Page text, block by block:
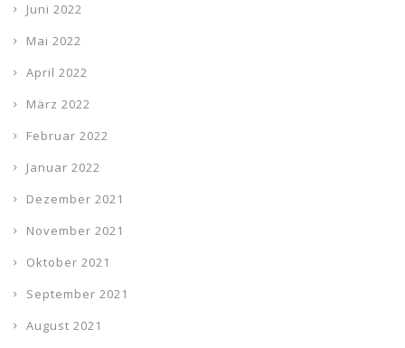
Juni 2022
Mai 2022
April 2022
März 2022
Februar 2022
Januar 2022
Dezember 2021
November 2021
Oktober 2021
September 2021
August 2021